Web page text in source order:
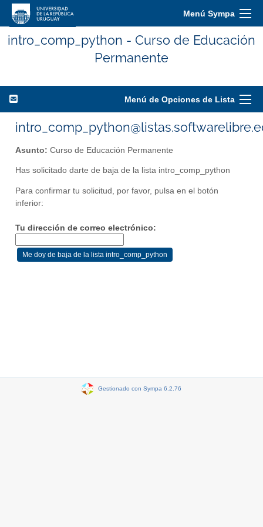
Menú Sympa
intro_comp_python - Curso de Educación
Permanente
Menú de Opciones de Lista
Asunto: Curso de Educación Permanente
Has solicitado darte de baja de la lista intro_comp_python
Para confirmar tu solicitud, por favor, pulsa en el botón
inferior:
Tu dirección de correo electrónico:
Gestionado con Sympa 6.2.76